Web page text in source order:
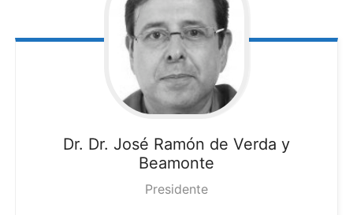
Dr. Dr. José Ramón de Verda y
Beamonte
Presidente